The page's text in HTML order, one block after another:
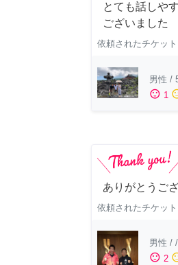
とても話しや
ございました
依頼されたチケット
男性 /
sentiment_satisfied 1
ありがとうご
依頼されたチケット
男性 / /
sentiment_satisfied 2